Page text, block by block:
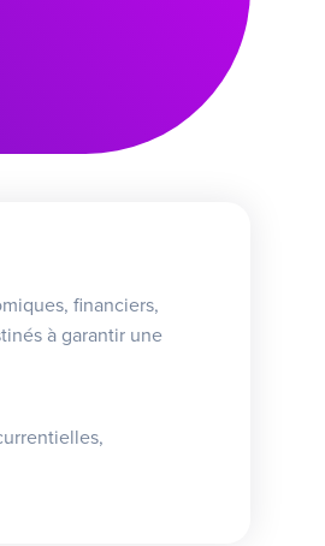
financiers,
à garantir une